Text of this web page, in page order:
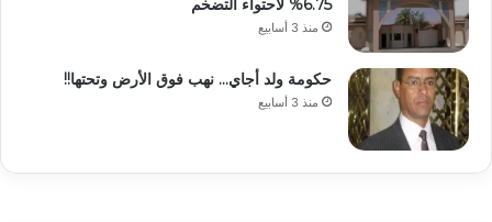
6.75% لاحتواء التضخم
منذ 3 أسابيع
حكومة ولد أجاي… نهب فوق الأرض وتحتها!!
منذ 3 أسابيع